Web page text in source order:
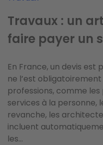
Travaux : un
faire payer un
En France, un devis est
ne l’est
professions, comme
services à la personne,
revanche, les
incluent
les...